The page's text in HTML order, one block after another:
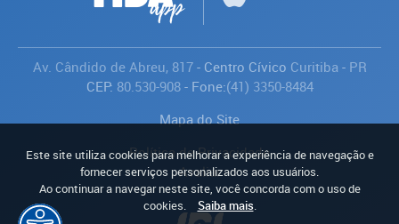
Av. Cândido de Abreu, 817- Centro Cívico Curitiba- PR
CEP: 80.530-908- Fone:(41) 3350-8484
Mapa do Site
Política de Privacidade
Avaliar
Este site utiliza cookies para melhorar a experiência de navegação e
fornecer serviços personalizados aos usuários.
Ao continuar a navegar neste site, você concorda com o uso de
cookies.
Saiba mais.